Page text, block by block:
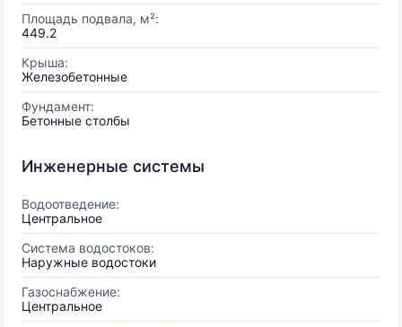
Площадь подвала, м²:
449.2
Крыша:
Железобетонные
Фундамент:
Бетонные столбы
Инженерные системы
Водоотведение:
Центральное
Система водостоков:
Наружные водостоки
Газоснабжение:
Центральное